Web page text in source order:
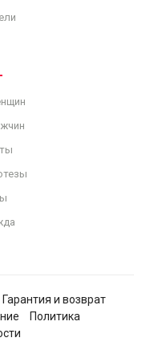
Гарантия и возврат
Политика